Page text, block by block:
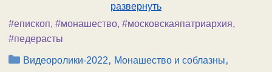
развернуть
#епископ, #монашество, #московскаяпатриархия,
#педерасты
Рубрики
Видеоролики-2022, Монашество и соблазны,